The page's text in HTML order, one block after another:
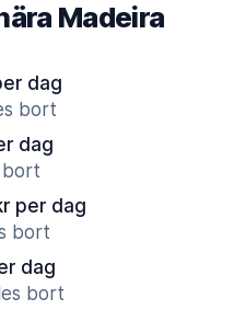
Madeira
dag
bort
dag
bort
per dag
bort
dag
bort